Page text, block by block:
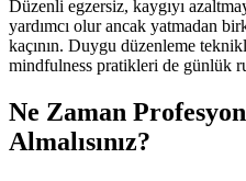
Düzenli egzersiz, kaygıyı
yardımcı olur ancak yatmadan
kaçının. Duygu düzenleme
mindfulness pratikleri de günlük
Ne Zaman
Almalısınız?